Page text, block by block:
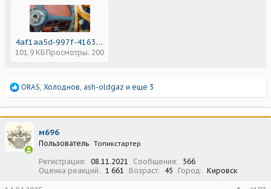
4af1aa5d-997f-4163-bfd9-b7972ce4775d.jpeg
101,9 КБ Просмотры: 200
Р
а
к
ц
и
и
ORAS, Холоднов, ash-oldgaz и еще 3
м696
Пользователь Топикстартер
Регистрация 08.11.2021 Сообщения
566
Оценка реакций
1 661 Возраст 45 Город Кировск